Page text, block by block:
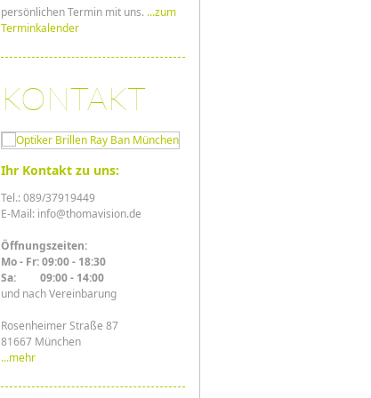
persönlichen Termin mit uns. ...zum
Terminkalender
KONTAKT
Ihr Kontakt zu uns:
Tel.: 089/37919449
E-Mail: info@thomavision.de
Öffnungszeiten:
Mo - Fr: 09:00 - 18:30
Sa: 09:00 - 14:00
und nach Vereinbarung
Rosenheimer Straße 87
81667 München
...mehr